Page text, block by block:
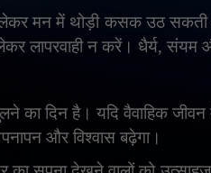
मन में थोड़ी कसक उठ सकती
लापरवाही न करें। धैर्य, संयम
का दिन है। यदि वैवाहिक
और विश्वास बढ़ेगा।